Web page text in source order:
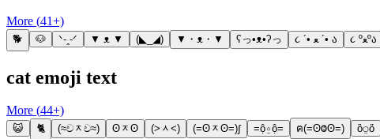
More (41+)
🐕 🐶 ᐠ-ꞈ-ᐟ ▼ ᴥ ▼ (◣_◢) ▼・ᴥ・▼ ʕっ•ᴥ•ʔっ ૮ ´• ﻌ ´• ა ૮ ºﻌºა
cat emoji text
More (44+)
😺 🐈 (≈චᆽච≈) ʘᆽʘ (˃ᆺ˂) (=ʘᆽʘ=)∫ =ộ⍛ộ= ฅ(=ʘⰙʘ=) ὃ⍜ὅ